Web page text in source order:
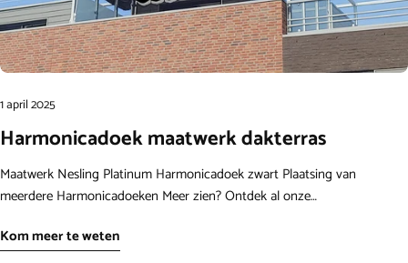
1 april 2025
Harmonicadoek maatwerk dakterras
Maatwerk Nesling Platinum Harmonicadoek zwart Plaatsing van
meerdere Harmonicadoeken Meer zien? Ontdek al onze
Kom meer te weten